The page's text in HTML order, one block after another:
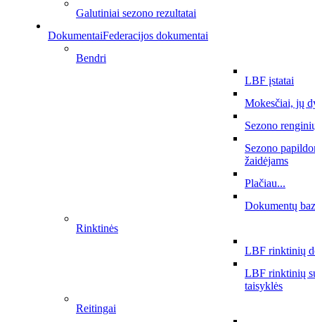
Galutiniai sezono rezultatai
DokumentaiFederacijos dokumentai
Bendri
LBF įstatai
Mokesčiai, jų
Sezono
Sezono
žaidėjams
Plačiau...
Dokumentų
Rinktinės
LBF rinktinių
LBF rinktinių
taisyklės
Reitingai